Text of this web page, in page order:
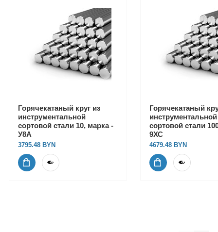
Горячекатаный круг из
инструментальной
сортовой стали 10, марка -
У8А
3795.48
Горячекатаный
инструментальной
сортовой стали
9ХС
4679.48